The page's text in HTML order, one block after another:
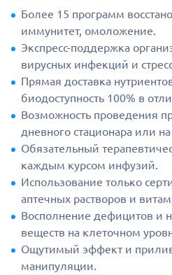
Более 15 программ
иммунитет, омоложение.
Экспресс-поддержка
вирусных инфекций и
Прямая доставка
биодоступность 100% в
Возможность проведения
дневного стационара или
Обязательный
каждым курсом инфузий.
Использование только
аптечных растворов и
Восполнение дефицитов и
веществ на клеточном
Ощутимый эффект и
манипуляции.